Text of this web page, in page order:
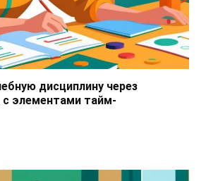
дисциплину через
элементами тайм-